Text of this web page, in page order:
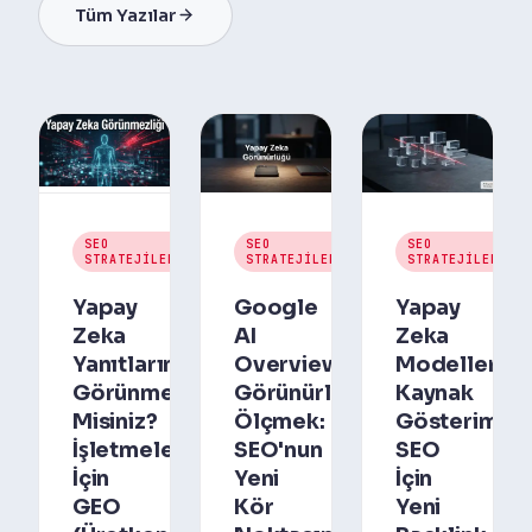
Tüm Yazılar
SEO
STRATEJILERI
Temmuz
Yapay
Zeka
Yanıtlarında
Görünmez
Misiniz?
İşletmeler
İçin
GEO
SEO
STRATEJILERI
Temmuz
Google
AI
Overviews
Görünürlüğünü
Ölçmek:
SEO'nun
Yeni
Kör
SEO
STRATEJILERI
Yapay
Zeka
Kaynak
Gösterimi:
SEO
İçin
Yeni